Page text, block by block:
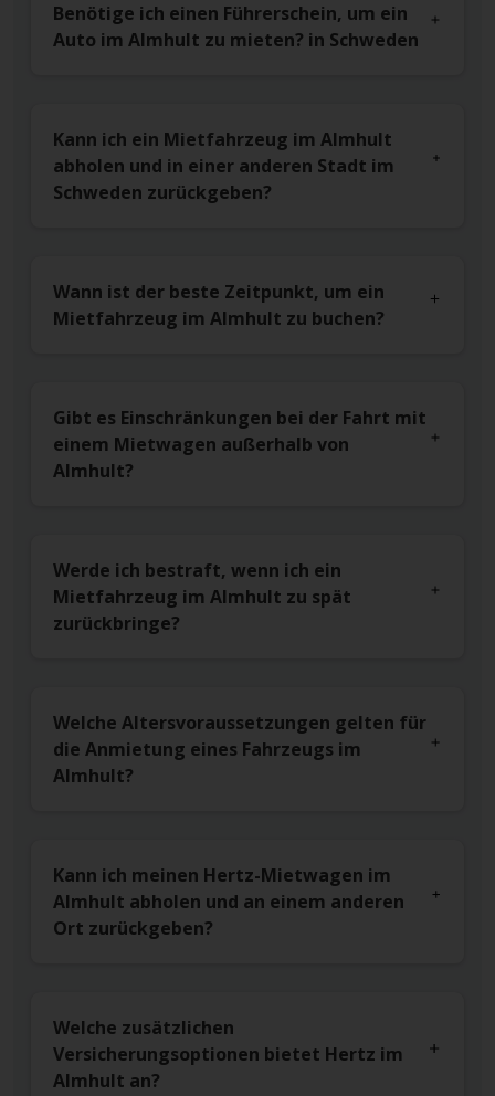
Benötige ich einen Führerschein, um ein
Auto im Almhult zu mieten? in Schweden
Kann ich ein Mietfahrzeug im Almhult
abholen und in einer anderen Stadt im
Schweden zurückgeben?
Wann ist der beste Zeitpunkt, um ein
Mietfahrzeug im Almhult zu buchen?
Gibt es Einschränkungen bei der Fahrt mit
einem Mietwagen außerhalb von
Almhult?
Werde ich bestraft, wenn ich ein
Mietfahrzeug im Almhult zu spät
zurückbringe?
Welche Altersvoraussetzungen gelten für
die Anmietung eines Fahrzeugs im
Almhult?
Kann ich meinen Hertz-Mietwagen im
Almhult abholen und an einem anderen
Ort zurückgeben?
Welche zusätzlichen
Versicherungsoptionen bietet Hertz im
Almhult an?